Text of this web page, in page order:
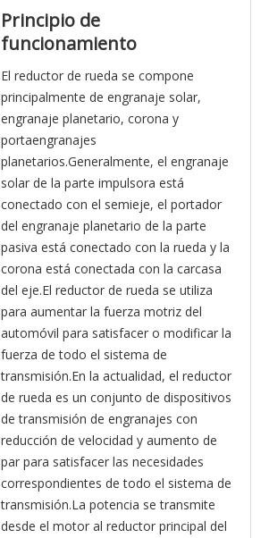
Principio de
funcionamiento
El reductor de rueda se compone
principalmente de engranaje solar,
engranaje planetario, corona y
portaengranajes
planetarios.Generalmente, el engranaje
solar de la parte impulsora está
conectado con el semieje, el portador
del engranaje planetario de la parte
pasiva está conectado con la rueda y la
corona está conectada con la carcasa
del eje.El reductor de rueda se utiliza
para aumentar la fuerza motriz del
automóvil para satisfacer o modificar la
fuerza de todo el sistema de
transmisión.En la actualidad, el reductor
de rueda es un conjunto de dispositivos
de transmisión de engranajes con
reducción de velocidad y aumento de
par para satisfacer las necesidades
correspondientes de todo el sistema de
transmisión.La potencia se transmite
desde el motor al reductor principal del